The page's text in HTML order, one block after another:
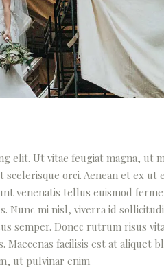
elit. Ut vitae feugiat magna, ut
scelerisque orci. Aenean et ex ut
venenatis tellus euismod
Nunc mi nisl, viverra id
semper. Donec rutrum risus
facilisis est at aliquet
ut pulvinar enim